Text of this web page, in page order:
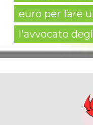
euro per fare
l'avvocato